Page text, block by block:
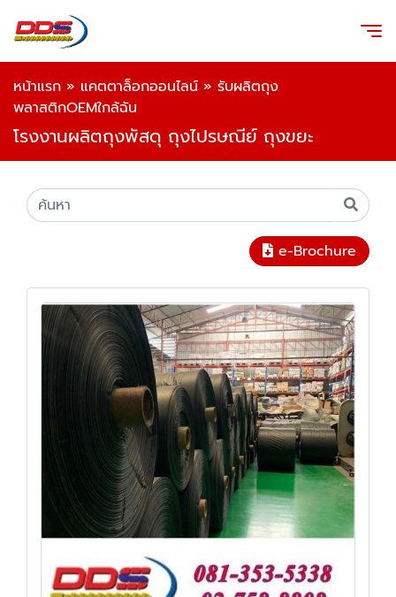
หน้าแรก » แคตตาล็อกออนไลน์ » รับผลิตถุง
พลาสติกOEMใกล้ฉัน
โรงงานผลิตถุงพัสดุ ถุงไปรษณีย์ ถุงขยะ
e-Brochure